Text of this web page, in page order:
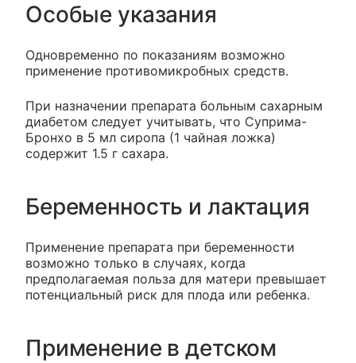
Особые указания
Одновременно по показаниям возможно
применение противомикробных средств.
При назначении препарата больным сахарным
диабетом следует учитывать, что Суприма-
Бронхо в 5 мл сиропа (1 чайная ложка)
содержит 1.5 г сахара.
Беременность и лактация
Применение препарата при беременности
возможно только в случаях, когда
предполагаемая польза для матери превышает
потенциальный риск для плода или ребенка.
Применение в детском